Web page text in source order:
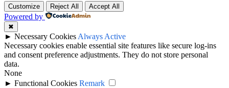
Customize Reject All Accept All
Powered by
✖
► Necessary Cookies Always Active
Necessary cookies enable essential site features like secure log-ins
and consent preference adjustments. They do not store personal
data.
None
► Functional Cookies Remark